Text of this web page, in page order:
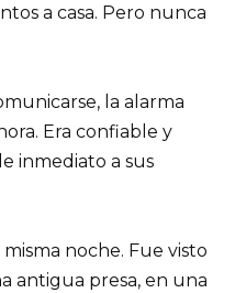
a casa. Pero nunca
la alarma
Era confiable y
inmediato a sus
noche. Fue visto
antigua presa, en una